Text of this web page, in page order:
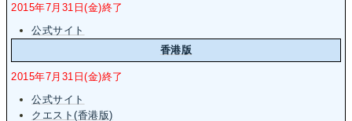
2015年7月31日(金)終了
公式サイト
香港版
2015年7月31日(金)終了
公式サイト
クエスト(香港版)